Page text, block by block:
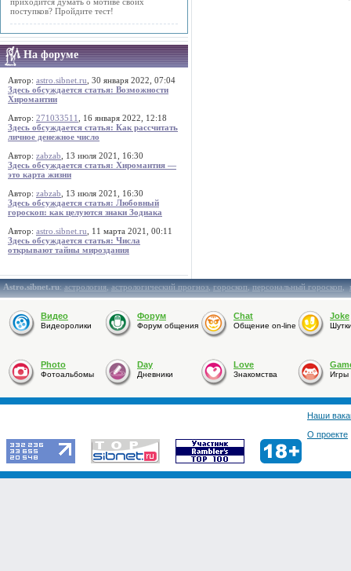
поступков? Пройдите тест!
На форуме
Автор: astro.sibnet.ru , 30 января 2022, 07:04
Здесь обсуждается статья: Возможности
Хиромантии
Автор: 271033511
, 16 января 2022, 12:18
Здесь обсуждается статья: Как рассчитать
личное денежное число
Автор: zabzab , 13 июля 2021, 16:30
Здесь обсуждается статья: Хиромантия —
это карта жизни
Автор: zabzab , 13 июля 2021, 16:30
Здесь обсуждается статья: Любовный
гороскоп: как целуются знаки Зодиака
Автор: astro.sibnet.ru , 11 марта 2021, 00:11
Здесь обсуждается статья: Числа
открывают тайны мироздания
Astro.sibnet.ru:астрология,астрологический прогноз,гороскоп,персональный гороскоп,
Видео
Видеоролики
Форум
Форум общения
Chat
Общение on-line
Joke
Photo
Фотоальбомы
Day
Дневники
Love
Знакомства Игры
Наши
О проекте